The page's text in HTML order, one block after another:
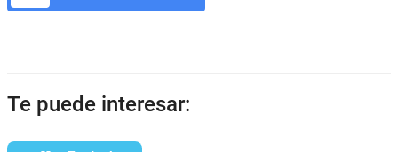
Te puede interesar: